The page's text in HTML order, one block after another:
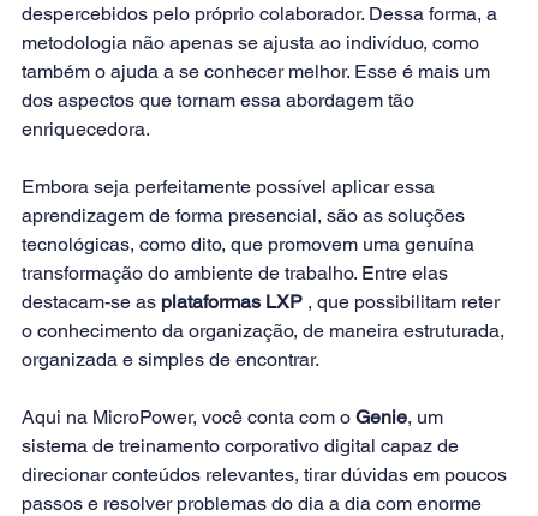
despercebidos pelo próprio colaborador. Dessa forma, a
metodologia não apenas se ajusta ao indivíduo, como
também o ajuda a se conhecer melhor. Esse é mais um
dos aspectos que tornam essa abordagem tão
enriquecedora.
Embora seja perfeitamente possível aplicar essa
aprendizagem de forma presencial, são as soluções
tecnológicas, como dito, que promovem uma genuína
transformação do ambiente de trabalho. Entre elas
destacam-se as plataformas LXP , que possibilitam reter
o conhecimento da organização, de maneira estruturada,
organizada e simples de encontrar.
Aqui na MicroPower, você conta com o Genie, um
sistema de treinamento corporativo digital capaz de
direcionar conteúdos relevantes, tirar dúvidas em poucos
passos e resolver problemas do dia a dia com enorme